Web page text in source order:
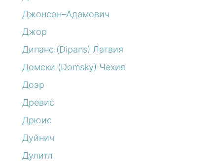
Джонсон–Адамович
Джор
Дипанс (Dipans) Латвия
Домски (Domsky) Чехия
Доэр
Древис
Дрюис
Дуйнич
Дулитл